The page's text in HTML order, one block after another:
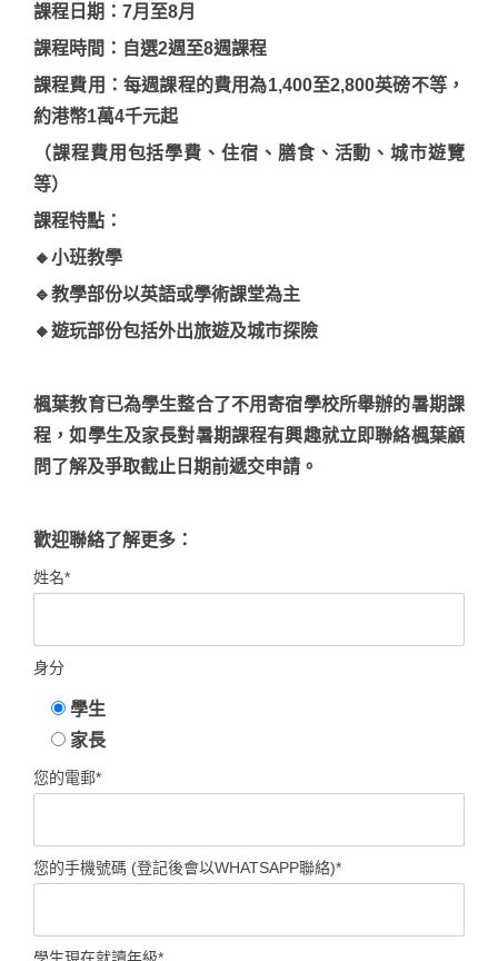
課程日期：7月至8月
課程時間：自選2週至8週課程
課程費用：每週課程的費用為1,400至2,800英磅不等，
約港幣1萬4千元起
（課程費用包括學費、住宿、膳食、活動、城市遊覽
等）
課程特點：
🔸小班教學
🔹教學部份以英語或學術課堂為主
🔸遊玩部份包括外出旅遊及城市探險
楓葉教育已為學生整合了不用寄宿學校所舉辦的暑期課
程，如學生及家長對暑期課程有興趣就立即聯絡楓葉顧
問了解及爭取截止日期前遞交申請。
歡迎聯絡了解更多：
姓名*
身分
學生
家長
您的電郵*
您的手機號碼 (登記後會以WHATSAPP聯絡)*
學生現在就讀年級*